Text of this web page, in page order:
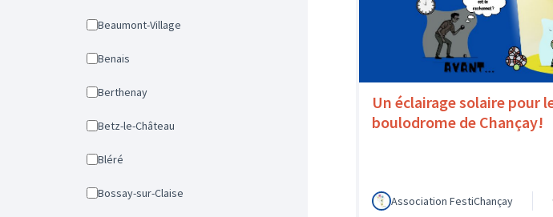
Beaumont-Village
Benais
Berthenay
Betz-le-Château
Bléré
Bossay-sur-Claise
Un éclairage solaire pour
boulodrome de Chançay!
Association FestiChançay